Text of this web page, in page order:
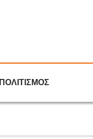
ΠΟΛΙΤΙΣΜΟΣ